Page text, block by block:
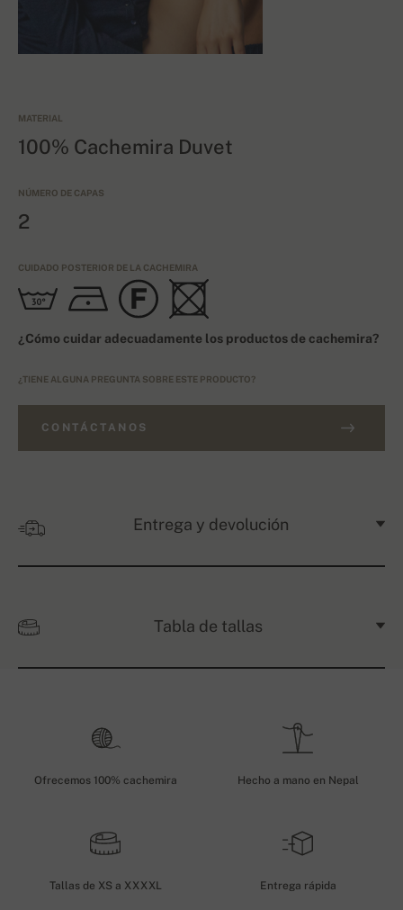
MATERIAL
100% Cachemira Duvet
NÚMERO DE CAPAS
2
CUIDADO POSTERIOR DE LA CACHEMIRA
¿Cómo cuidar adecuadamente los productos de cachemira?
¿TIENE ALGUNA PREGUNTA SOBRE ESTE PRODUCTO?
CONTÁCTANOS
Entrega y devolución
Tabla de tallas
Ofrecemos 100% cachemira Hecho a mano en Nepal
Tallas de XS a XXXXL Entrega rápida